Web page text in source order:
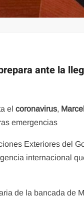
ante la
elcoronavirus,
emergencias
Exteriores del
internacional
de la bancada de